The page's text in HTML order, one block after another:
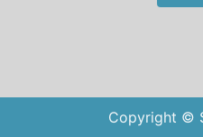
Copyright ©